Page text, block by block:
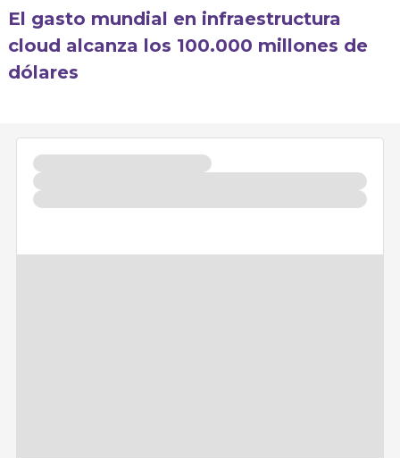
El gasto mundial en infraestructura
cloud alcanza los 100.000 millones de
dólares